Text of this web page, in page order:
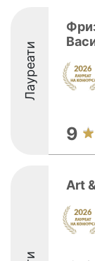
Лауреати
9
Art